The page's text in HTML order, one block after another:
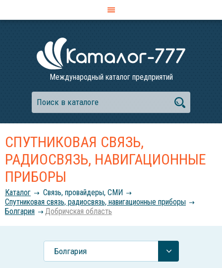
Международный каталог предприятий
СПУТНИКОВАЯ СВЯЗЬ,
РАДИОСВЯЗЬ, НАВИГАЦИОННЫЕ
ПРИБОРЫ
Каталог
Связь, провайдеры, СМИ
Спутниковая связь, радиосвязь, навигационные приборы
Болгария
Добричская область
Болгария